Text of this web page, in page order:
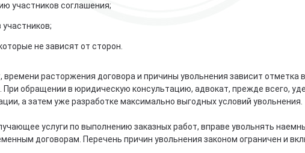
участников соглашения;
не зависят от сторон.
времени расторжения договора и причины увольнения зависит отметка
обращении в юридическую консультацию, адвокат, прежде всего,
а затем уже разработке максимально выгодных условий увольнения.
услуги по выполнению заказных работ, вправе увольнять
договорам. Перечень причин увольнения законом ограничен и